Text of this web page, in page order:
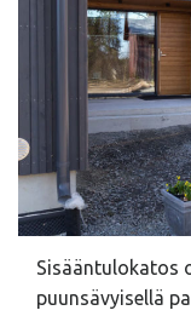
Sisääntulokatos
puunsävyisellä